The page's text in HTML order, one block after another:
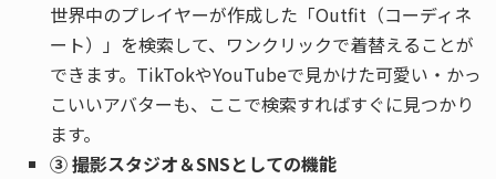
世界中のプレイヤーが作成した「Outfit（コーディネ
ート）」を検索して、ワンクリックで着替えることが
できます。TikTokやYouTubeで見かけた可愛い・かっ
こいいアバターも、ここで検索すればすぐに見つかり
ます。
③ 撮影スタジオ＆SNSとしての機能